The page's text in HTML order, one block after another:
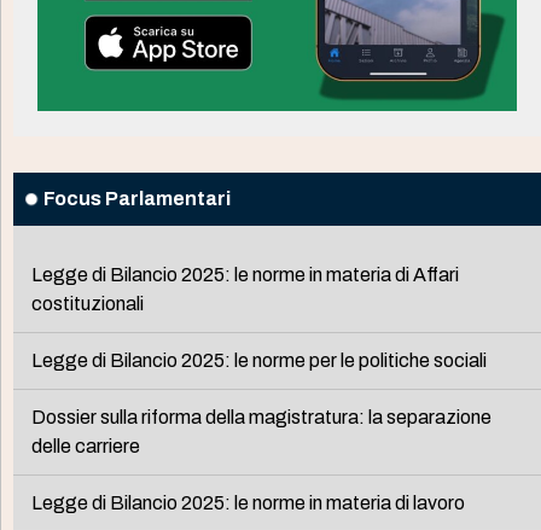
Focus Parlamentari
Legge di Bilancio 2025: le norme in materia di Affari
costituzionali
Legge di Bilancio 2025: le norme per le politiche sociali
Dossier sulla riforma della magistratura: la separazione
delle carriere
Legge di Bilancio 2025: le norme in materia di lavoro